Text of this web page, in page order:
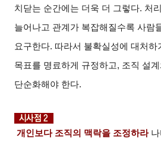
치닫는 순간에는 더욱 더 그렇다. 처
늘어나고 관계가 복잡해질수록 사람
요구한다. 따라서 불확실성에 대처
목표를 명료하게 규정하고, 조직 설
단순화해야 한다.
개인보다 조직의 맥락을 조정하라나